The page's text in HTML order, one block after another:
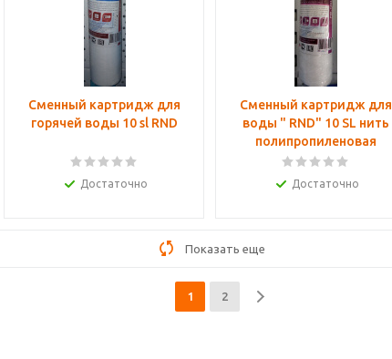
Сменный картридж для
горячей воды 10 sl RND
Достаточно
Сменный картридж для
воды " RND" 10 SL нить
полипропиленовая
Достаточно
Показать еще
1 2